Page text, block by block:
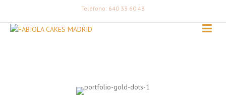
Teléfono: 640 33 60 43